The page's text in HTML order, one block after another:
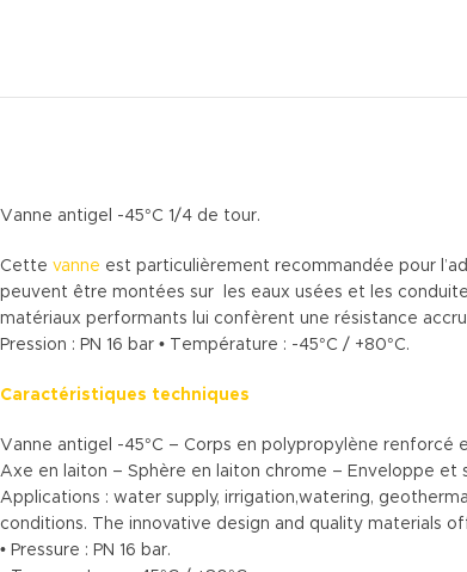
Vanne antigel -45°C 1/4 de tour.
Cette vanne est particulièrement recommandée pour
peuvent être montées sur les eaux usées et les
matériaux performants lui confèrent une résistance
Pression : PN 16 bar • Température : -45°C / +80°C.
Caractéristiques techniques
Vanne antigel -45°C – Corps en polypropylène renforcé
Axe en laiton – Sphère en laiton chrome – Enveloppe et
Applications : water supply, irrigation,watering,
conditions. The innovative design and quality materials
• Pressure : PN 16 bar.